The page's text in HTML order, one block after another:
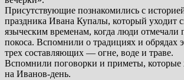
Присутствующие познакомились с
праздника Ивана Купалы, который уходит
языческим временам, когда люди отмечали
покоса. Вспомнили о традициях и обрядах
трех составляющих — огне, воде и траве.
Вспомнили поговорки и приметы, которые
на Иванов-день.